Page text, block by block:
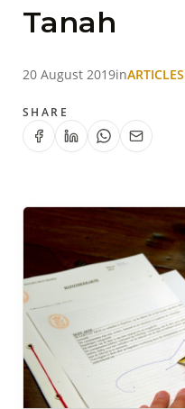
Tanah
20 August 2019inARTICLES
SHARE